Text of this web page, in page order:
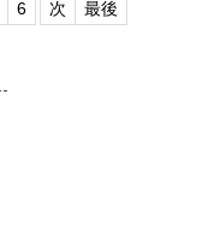
6 次 最後